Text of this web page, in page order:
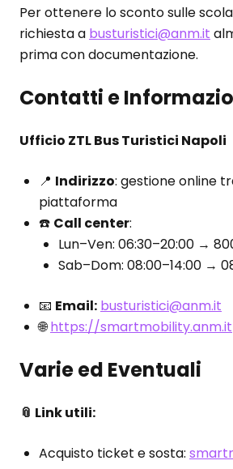
Per ottenere lo sconto sulle
richiesta a busturistici@anm.it
prima con documentazione.
Contatti e
Ufficio ZTL Bus Turistici Napoli
📍 Indirizzo: gestione online
piattaforma
☎️ Call center:
Lun–Ven: 06:30–20:00 →
Sab–Dom: 08:00–14:00 →
📧 Email: busturistici@anm.it
🌐https://smartmobility.anm.it
Varie ed Eventuali
📎 Link utili:
Acquisto ticket e sosta: